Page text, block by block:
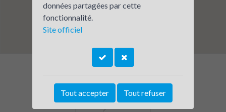
données partagées par cette
fonctionnalité.
Site officiel
Tout accepter Tout refuser